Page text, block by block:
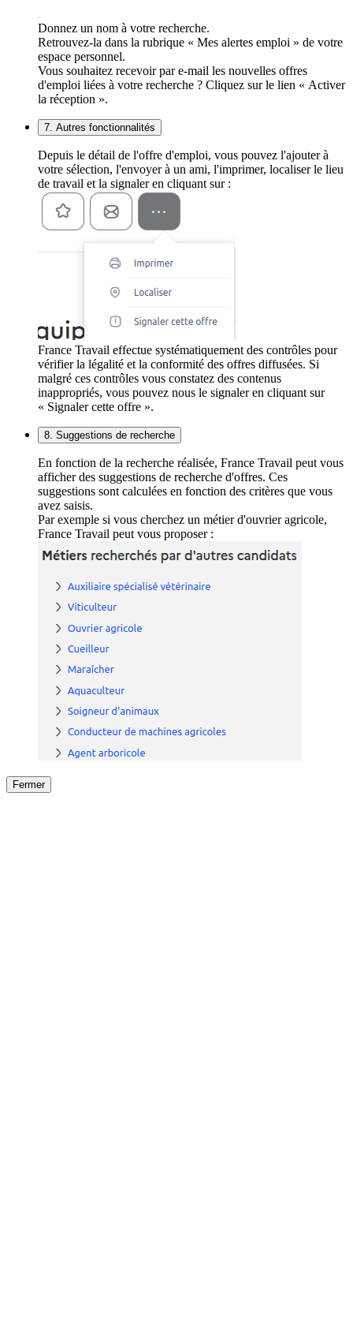
Donnez un nom à votre recherche.
Retrouvez-la dans la rubrique « Mes alertes emploi » de votre
espace personnel.
Vous souhaitez recevoir par e-mail les nouvelles offres
d'emploi liées à votre recherche ? Cliquez sur le lien « Activer
la réception ».
7. Autres fonctionnalités
Depuis le détail de l'offre d'emploi, vous pouvez l'ajouter à
votre sélection, l'envoyer à un ami, l'imprimer, localiser le lieu
de travail et la signaler en cliquant sur :
France Travail effectue systématiquement des contrôles pour
vérifier la légalité et la conformité des offres diffusées. Si
malgré ces contrôles vous constatez des contenus
inappropriés, vous pouvez nous le signaler en cliquant sur
« Signaler cette offre ».
8. Suggestions de recherche
En fonction de la recherche réalisée, France Travail peut vous
afficher des suggestions de recherche d'offres. Ces
suggestions sont calculées en fonction des critères que vous
avez saisis.
Par exemple si vous cherchez un métier d'ouvrier agricole,
France Travail peut vous proposer :
Fermer